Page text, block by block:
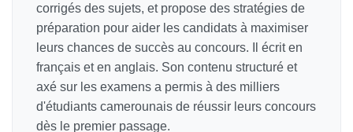
corrigés des sujets, et propose des stratégies de
préparation pour aider les candidats à maximiser
leurs chances de succès au concours. Il écrit en
français et en anglais. Son contenu structuré et
axé sur les examens a permis à des milliers
d'étudiants camerounais de réussir leurs concours
dès le premier passage.